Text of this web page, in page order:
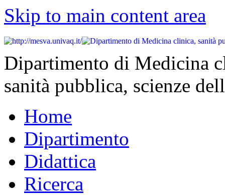
Skip to main content area
Dipartimento di Medicina
sanità pubblica, scienze
Home
Dipartimento
Didattica
Ricerca